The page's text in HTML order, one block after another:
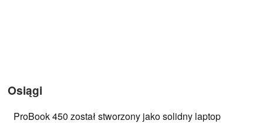
Osiągi
ProBook 450 został stworzony jako solidny laptop